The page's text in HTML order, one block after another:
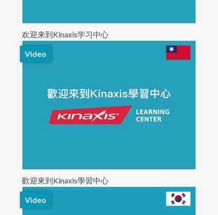
欢迎来到Kinaxis学习中心
Video
歡迎來到Kinaxis學習中心
Video